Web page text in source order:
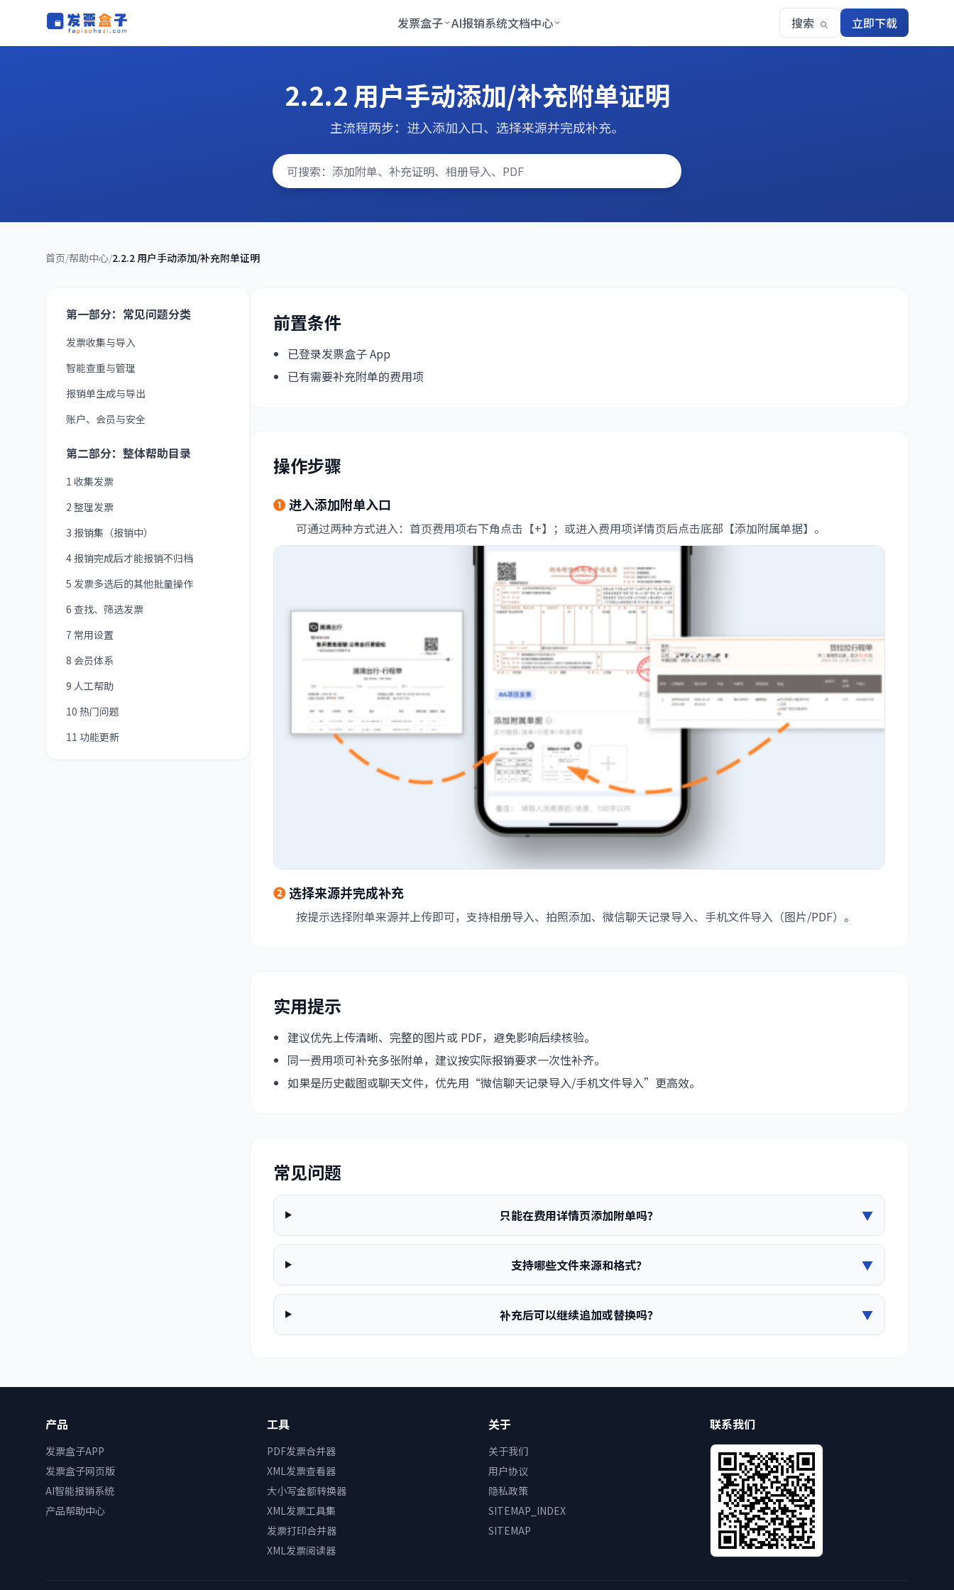
发票盒子 AI报销系统文档中心 搜索 立即下载
2.2.2 用户手动添加/补充附单证明
主流程两步：进入添加入口、选择来源并完成补充。
首页/帮助中心/2.2.2 用户手动添加/补充附单证明
第一部分：常见问题分类
发票收集与导入
智能查重与管理
报销单生成与导出
账户、会员与安全
第二部分：整体帮助目录
1 收集发票
2 整理发票
3 报销集（报销中）
4 报销完成后才能报销不归档
5 发票多选后的其他批量操作
6 查找、筛选发票
7 常用设置
8 会员体系
9 人工帮助
10 热门问题
11 功能更新
前置条件
已登录发票盒子 App
已有需要补充附单的费用项
操作步骤
❶进入添加附单入口
可通过两种方式进入：首页费用项右下角点击【+】；或进入费用项详情页后点击底部【添加附属单据】。
❷选择来源并完成补充
按提示选择附单来源并上传即可，支持相册导入、拍照添加、微信聊天记录导入、手机文件导入（图片/PDF）。
实用提示
建议优先上传清晰、完整的图片或 PDF，避免影响后续核验。
同一费用项可补充多张附单，建议按实际报销要求一次性补齐。
如果是历史截图或聊天文件，优先用“微信聊天记录导入/手机文件导入”更高效。
常见问题
只能在费用详情页添加附单吗？ ▼
支持哪些文件来源和格式？ ▼
补充后可以继续追加或替换吗？ ▼
产品
发票盒子APP
发票盒子网页版
AI智能报销系统
产品帮助中心
工具
PDF发票合并器
XML发票查看器
大小写金额转换器
XML发票工具集
发票打印合并器
XML发票阅读器
关于
关于我们
用户协议
隐私政策
SITEMAP_INDEX
SITEMAP
联系我们